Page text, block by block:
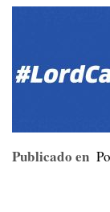
Publicado en